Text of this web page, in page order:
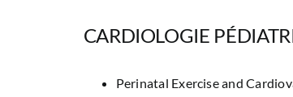
CARDIOLOGIE
Perinatal Exercise and